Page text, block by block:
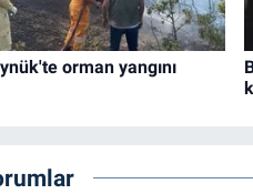
orman yangını